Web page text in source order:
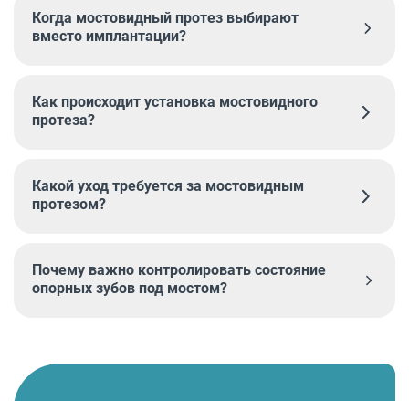
Когда мостовидный протез выбирают
вместо имплантации?
Как происходит установка мостовидного
протеза?
Какой уход требуется за мостовидным
протезом?
Почему важно контролировать состояние
опорных зубов под мостом?